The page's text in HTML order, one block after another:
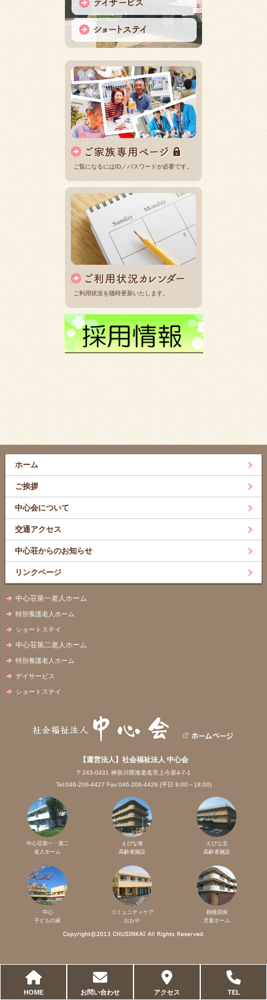
ご覧になるにはID／パスワードが必要です。
ご利用状況を随時更新いたします。
ホーム
ご挨拶
中心会について
交通アクセス
中心荘からのお知らせ
リンクページ
中心荘第一老人ホーム
特別養護老人ホーム
ショートステイ
中心荘第二老人ホーム
特別養護老人ホーム
デイサービス
ショートステイ
【運営法人】社会福祉法人 中心会
〒243-0431 神奈川県海老名市上今泉4-7-1
Tel:046-206-4427 Fax:046-206-4428 (平日 9:00～18:00)
中心荘第一・第二
老人ホーム
えびな南
高齢者施設
えびな北
高齢者施設
中心
子どもの家
コミュニティケア
おおや
相模原南
児童ホーム
HOME お問い合わせ アクセス TEL